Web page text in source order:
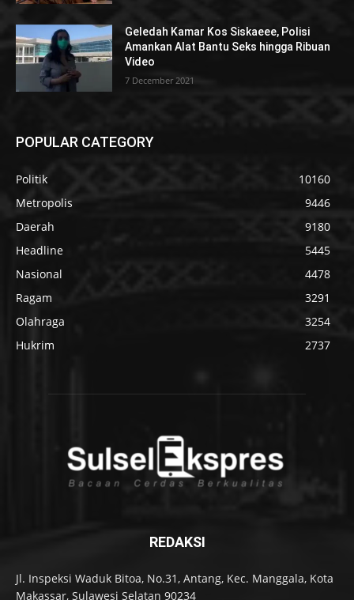
Geledah Kamar Kos Siskaeee, Polisi
Amankan Alat Bantu Seks hingga Ribuan
Video
7 December 2021
POPULAR CATEGORY
Politik
10160
Metropolis
9446
Daerah
9180
Headline
5445
Nasional
4478
Ragam
3291
Olahraga
3254
Hukrim
2737
REDAKSI
Jl. Inspeksi Waduk Bitoa, No.31, Antang, Kec. Manggala, Kota
Makassar, Sulawesi Selatan 90234